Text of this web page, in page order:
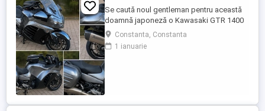
Se caută noul gentleman pentru această
doamnă japoneză o Kawasaki GTR 1400
care încă întoarce priviri și iubește
kilometrii. A fost răsfățată, întreținută la
timp și tratată cu respect. O dau doar
Constanta, Constanta
1 ianuarie